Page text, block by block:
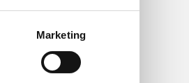
Marketing